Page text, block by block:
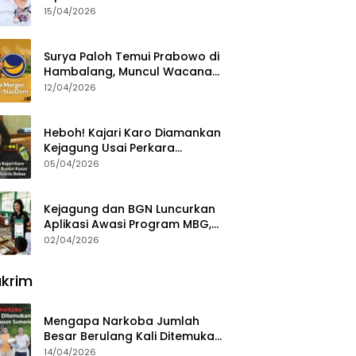
15/04/2026
Surya Paloh Temui Prabowo di
Hambalang, Muncul Wacana
Penggabungan NasDem dan
12/04/2026
Heboh! Kajari Karo Diamankan
Kejagung Usai Perkara
Videografer Divonis Bebas
05/04/2026
Kejagung dan BGN Luncurkan
Aplikasi Awasi Program MBG,
Begini Cara Lapornya
02/04/2026
Mengapa Narkoba Jumlah
Besar Berulang Kali Ditemukan
di Wilayah Kepulauan
14/04/2026